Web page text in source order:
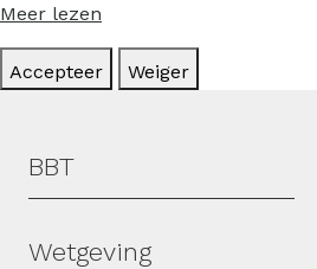
Meer lezen
Accepteer Weiger
Hoofdmenu
BBT
Wetgeving